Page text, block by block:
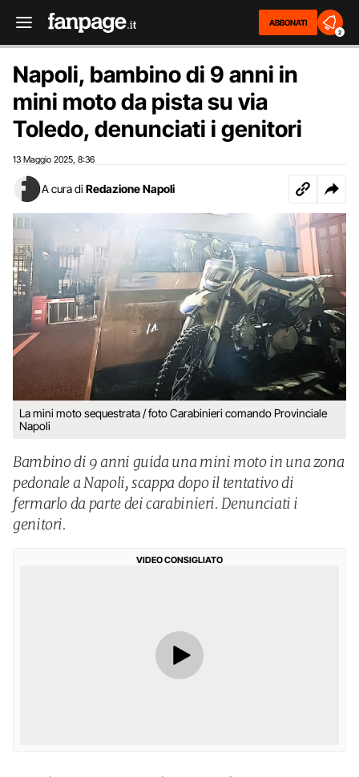
ABBONATI
2
Napoli, bambino di 9 anni in
mini moto da pista su via
Toledo, denunciati i genitori
13 Maggio 2025 8:36
A cura di Redazione Napoli
La mini moto sequestrata / foto Carabinieri comando Provinciale
Napoli
Bambino di 9 anni guida una mini moto in una zona
pedonale a Napoli, scappa dopo il tentativo di
fermarlo da parte dei carabinieri. Denunciati i
genitori.
VIDEO CONSIGLIATO